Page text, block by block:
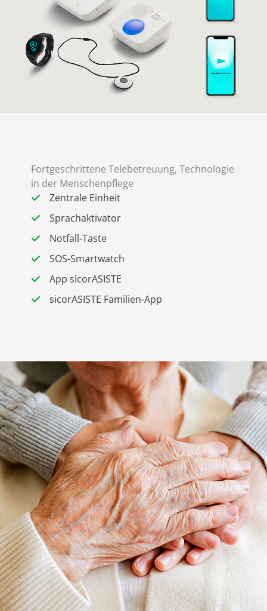
Fortgeschrittene Telebetreuung, Technologie
in der Menschenpflege
Zentrale Einheit
Sprachaktivator
Notfall-Taste
SOS-Smartwatch
App sicorASISTE
sicorASISTE Familien-App